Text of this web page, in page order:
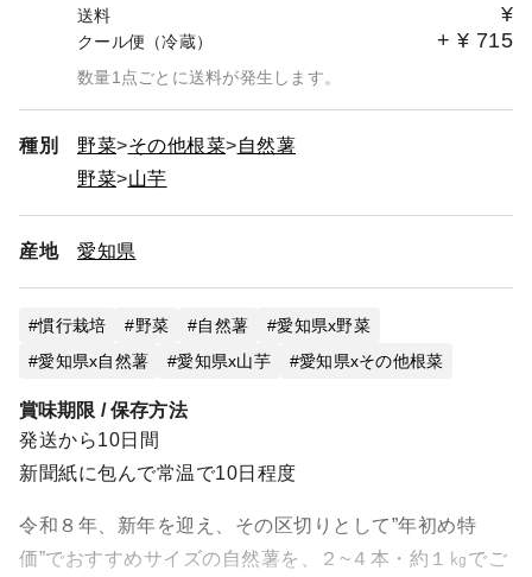
送料 ¥
クール便（冷蔵） + ¥ 715
数量1点ごとに送料が発生します。
種別 野菜 その他根菜
自然薯
野菜
山芋
産地 愛知県
慣行栽培 野菜 自然薯
愛知県x野菜
愛知県x自然薯
愛知県x山芋 愛知県xその他根菜
賞味期限 / 保存方法
発送から10日間
新聞紙に包んで常温で10日程度
令和８年、新年を迎え、その区切りとして”年初め特
価”でおすすめサイズの自然薯を、２~４本・約１㎏でご